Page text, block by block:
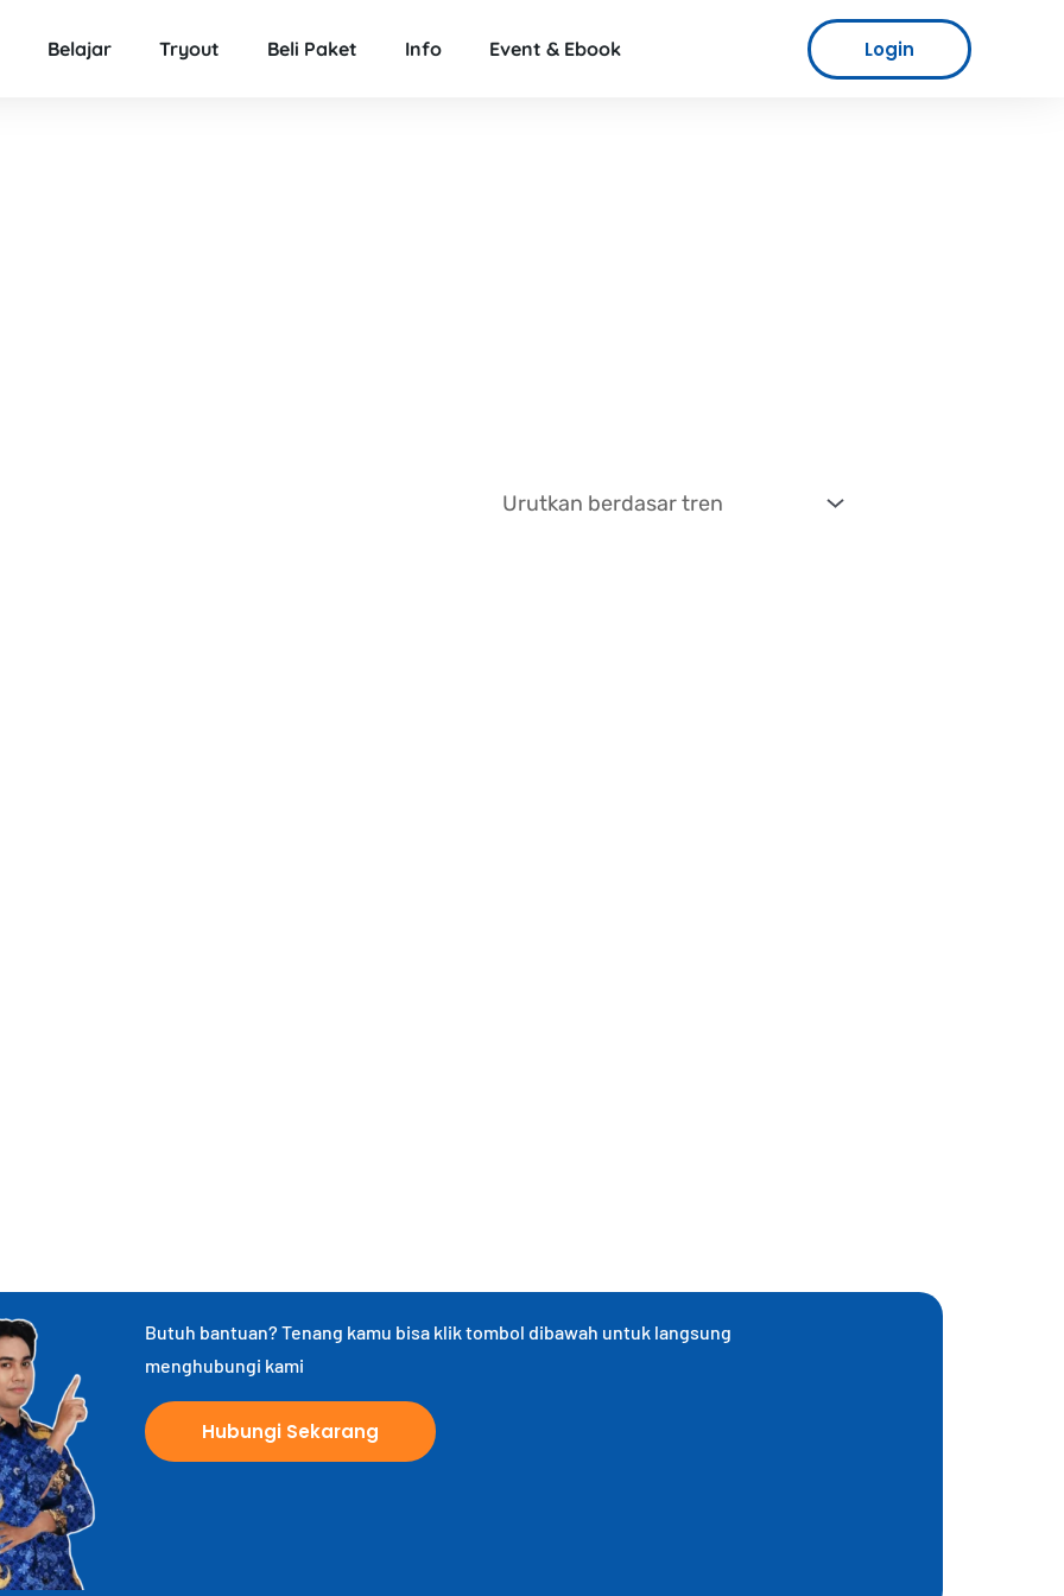
Belajar Tryout Beli Paket Info Event & Ebook Login
Butuh bantuan? Tenang kamu bisa klik tombol dibawah untuk langsung
menghubungi kami
Hubungi Sekarang